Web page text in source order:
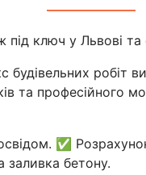
під ключ у Львові та
робіт
та професійного
✅
заливка бетону.